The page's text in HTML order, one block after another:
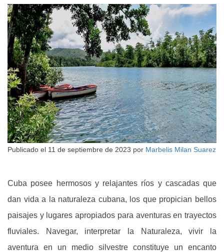
Publicado el 11 de septiembre de 2023 por Marbelis Milan Suarez
Cuba posee hermosos y relajantes ríos y cascadas que
dan vida a la naturaleza cubana, los que propician bellos
paisajes y lugares apropiados para aventuras en trayectos
fluviales. Navegar, interpretar la Naturaleza, vivir la
aventura en un medio silvestre constituye un encanto